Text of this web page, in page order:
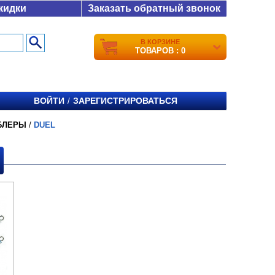
Заказать обратный звонок
В КОРЗИНЕ
ТОВАРОВ : 0
ВОЙТИ / ЗАРЕГИСТРИРОВАТЬСЯ
/ DUEL